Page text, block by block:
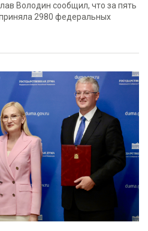
Володин сообщил, что за пять
2980 федеральных